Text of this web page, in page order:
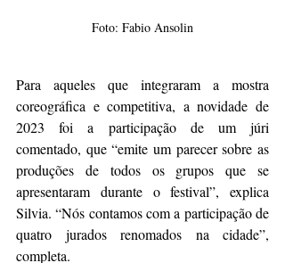
Foto: Fabio Ansolin
Para aqueles que integraram a mostra
coreográfica e competitiva, a novidade de
2023 foi a participação de um júri
comentado, que “emite um parecer sobre as
produções de todos os grupos que se
apresentaram durante o festival”, explica
Silvia. “Nós contamos com a participação de
quatro jurados renomados na cidade”,
completa.